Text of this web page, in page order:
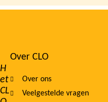
H
et
CL
Footer
navigation
Over CLO
Over ons
Veelgestelde vragen